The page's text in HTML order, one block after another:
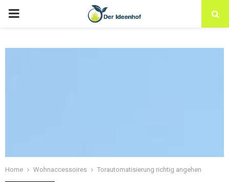
Home Wohnaccessoires Torautomatisierung richtig angehen